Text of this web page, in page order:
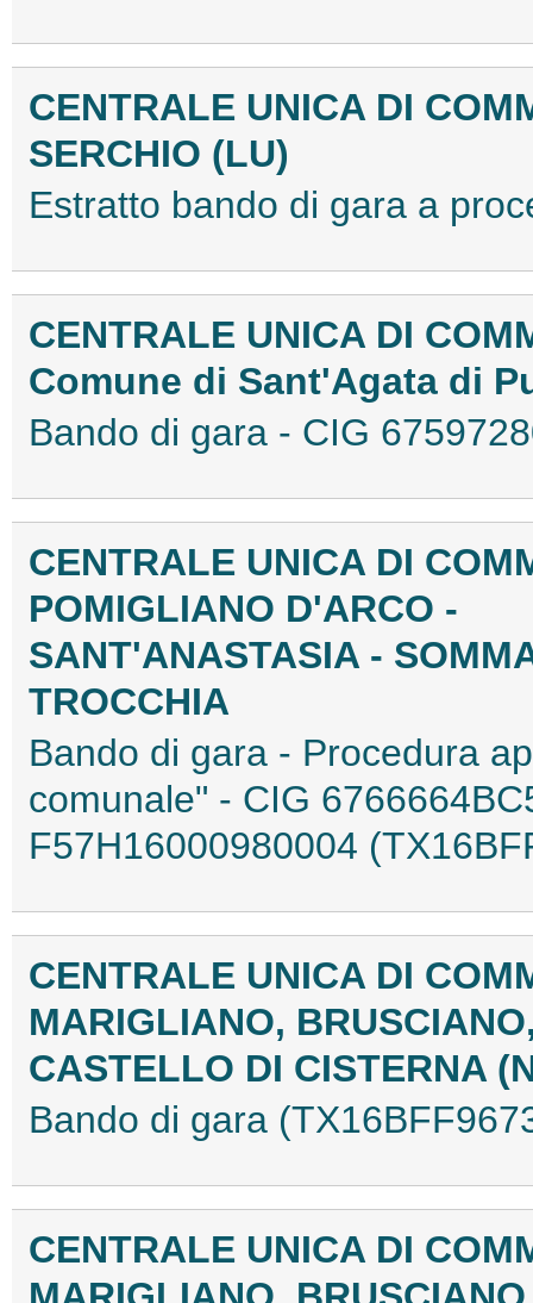
CENTRALE UNICA DI
SERCHIO (LU)
Estratto bando di gara a
CENTRALE UNICA DI
Comune di Sant'Agata di
Bando di gara - CIG
CENTRALE UNICA DI
POMIGLIANO D'ARCO -
SANT'ANASTASIA -
TROCCHIA
Bando di gara - Procedura
comunale" - CIG
F57H16000980004
CENTRALE UNICA DI
MARIGLIANO,
CASTELLO DI CISTERNA
Bando di gara
CENTRALE UNICA DI